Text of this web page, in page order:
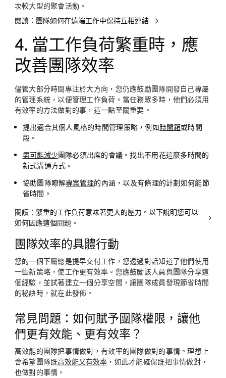
次較大型的聚會活動。
閱讀：團隊如何在遠端工作中保持互相連結
4. 當工作負荷繁重時，應
改善團隊效率
儘管大部分時間專注於大方向，您仍應鼓勵團隊開發自己專屬
的管理系統，以便管理工作負荷。當任務眾多時，他們必須用
有效率的方法做對的事，這一點至關重要。
提出適合其個人風格的時間管理策略，例如時間箱或時間
段。
盡可能減少團隊必須出席的會議。找出不用花這麼多時間的
新式溝通方式。
協助團隊瞭解專案管理的內涵，以及有條理的計劃如何能節
省時間。
閱讀：繁重的工作負荷意味著更大的壓力。以下說明您可以
如何因應這個問題。
團隊效率的具體行動
您的一個下屬總是提早交付工作，您透過對話知道了他們使用
一些新策略，使工作更有效率。您應鼓勵該人員與團隊分享這
個經驗，並試著建立一個分享空間，讓團隊成員發現節省時間
的秘訣時，就在此發佈。
常見問題：如何賦予團隊權限，讓他
們更有效能、更有效率？
高效能的團隊把事情做對，有效率的團隊做對的事情。理想上
會希望團隊既高效能又有效率 ，如此才能確保既把事情做對，
也做對的事情。